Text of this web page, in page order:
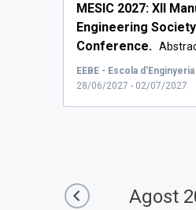
MESIC 2027: XII
Engineering
Conference.
no...
EEBE - Escola
28/06/2027 - 02/07/2027
Agost